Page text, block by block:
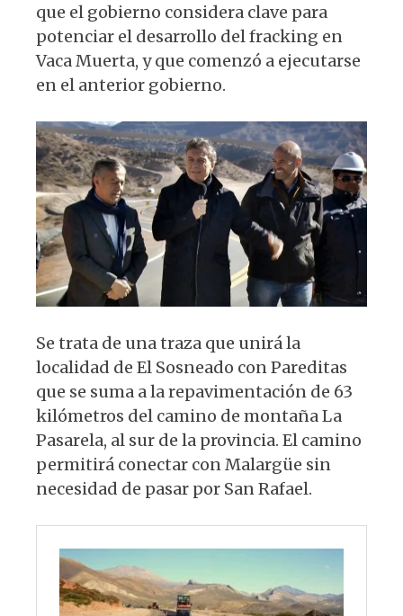
que el gobierno considera clave para
potenciar el desarrollo del fracking en
Vaca Muerta, y que comenzó a ejecutarse
en el anterior gobierno.
Se trata de una traza que unirá la
localidad de El Sosneado con Pareditas
que se suma a la repavimentación de 63
kilómetros del camino de montaña La
Pasarela, al sur de la provincia. El camino
permitirá conectar con Malargüe sin
necesidad de pasar por San Rafael.